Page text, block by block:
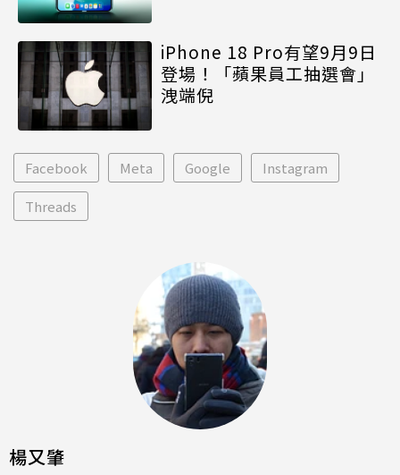
iPhone 18 Pro有望9月9日
登場！「蘋果員工抽選會」
洩端倪
Facebook Meta Google Instagram
Threads
楊又肇